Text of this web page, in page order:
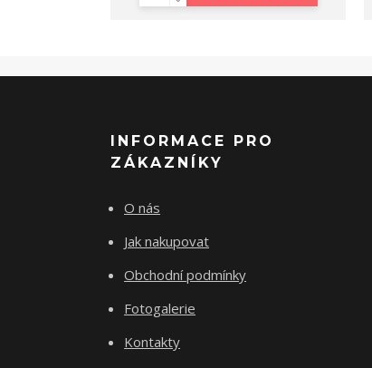
INFORMACE PRO
ZÁKAZNÍKY
O nás
Jak nakupovat
Obchodní podmínky
Fotogalerie
Kontakty